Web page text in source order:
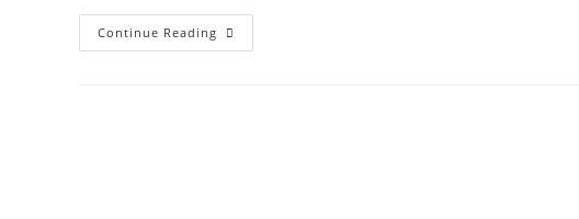
Continue Reading ၂၀၂၄
ခု